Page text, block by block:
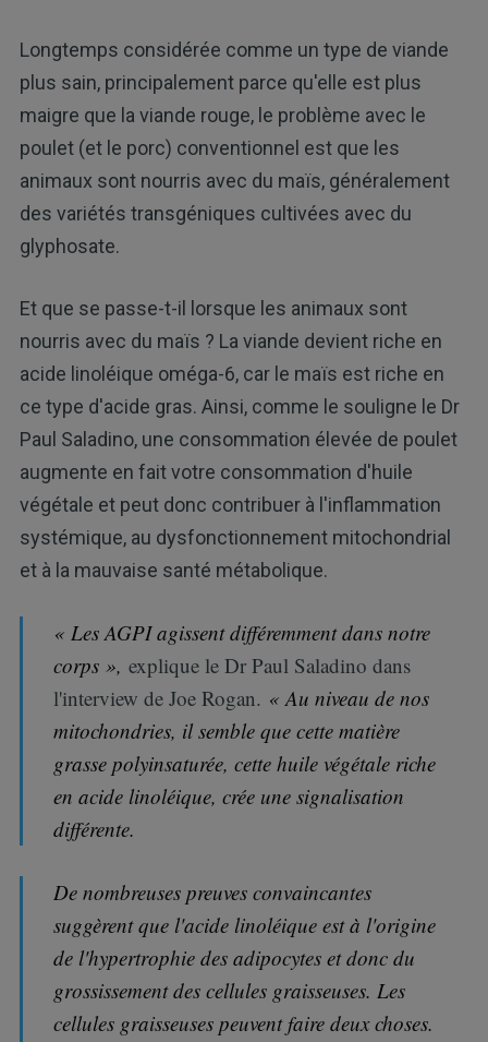
Longtemps considérée comme un type de viande
plus sain, principalement parce qu'elle est plus
maigre que la viande rouge, le problème avec le
poulet (et le porc) conventionnel est que les
animaux sont nourris avec du maïs, généralement
des variétés transgéniques cultivées avec du
glyphosate.
Et que se passe-t-il lorsque les animaux sont
nourris avec du maïs ? La viande devient riche en
acide linoléique oméga-6, car le maïs est riche en
ce type d'acide gras. Ainsi, comme le souligne le Dr
Paul Saladino, une consommation élevée de poulet
augmente en fait votre consommation d'huile
végétale et peut donc contribuer à l'inflammation
systémique, au dysfonctionnement mitochondrial
et à la mauvaise santé métabolique.
« Les AGPI agissent différemment dans notre
corps »,explique le Dr Paul Saladino dans
l'interview de Joe Rogan. « Au niveau de nos
mitochondries, il semble que cette matière
grasse polyinsaturée, cette huile végétale riche
en acide linoléique, crée une signalisation
différente.
De nombreuses preuves convaincantes
suggèrent que l'acide linoléique est à l'origine
de l'hypertrophie des adipocytes et donc du
grossissement des cellules graisseuses. Les
cellules graisseuses peuvent faire deux choses.